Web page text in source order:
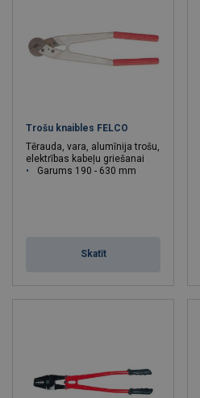
Trošu knaibles FELCO
Tērauda, vara, alumīnija trošu,
elektrības kabeļu griešanai
Garums 190 - 630 mm
Skatīt